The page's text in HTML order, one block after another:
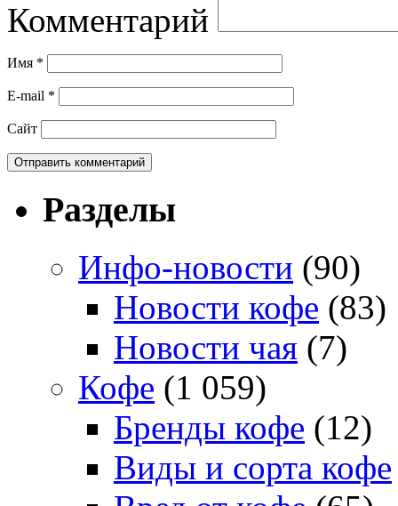
Комментарий
Имя *
E-mail *
Сайт
Разделы
Инфо-новости (90)
Новости кофе (83)
Новости чая (7)
Кофе (1 059)
Бренды кофе (12)
Виды и сорта кофе